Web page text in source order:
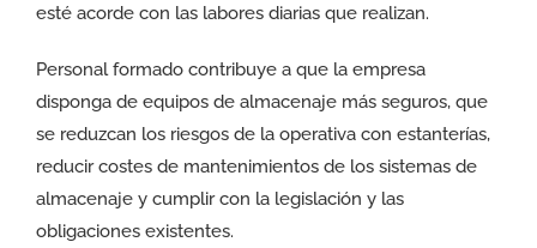
esté acorde con las labores diarias que realizan.
Personal formado contribuye a que la empresa
disponga de equipos de almacenaje más seguros, que
se reduzcan los riesgos de la operativa con estanterías,
reducir costes de mantenimientos de los sistemas de
almacenaje y cumplir con la legislación y las
obligaciones existentes.